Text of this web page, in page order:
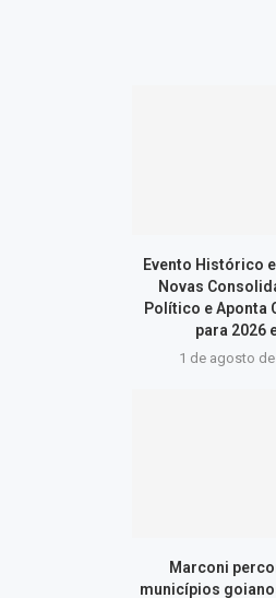
Evento Histórico
Novas
Político e Aponta
para 2026
1 de agosto
Marconi
municípios